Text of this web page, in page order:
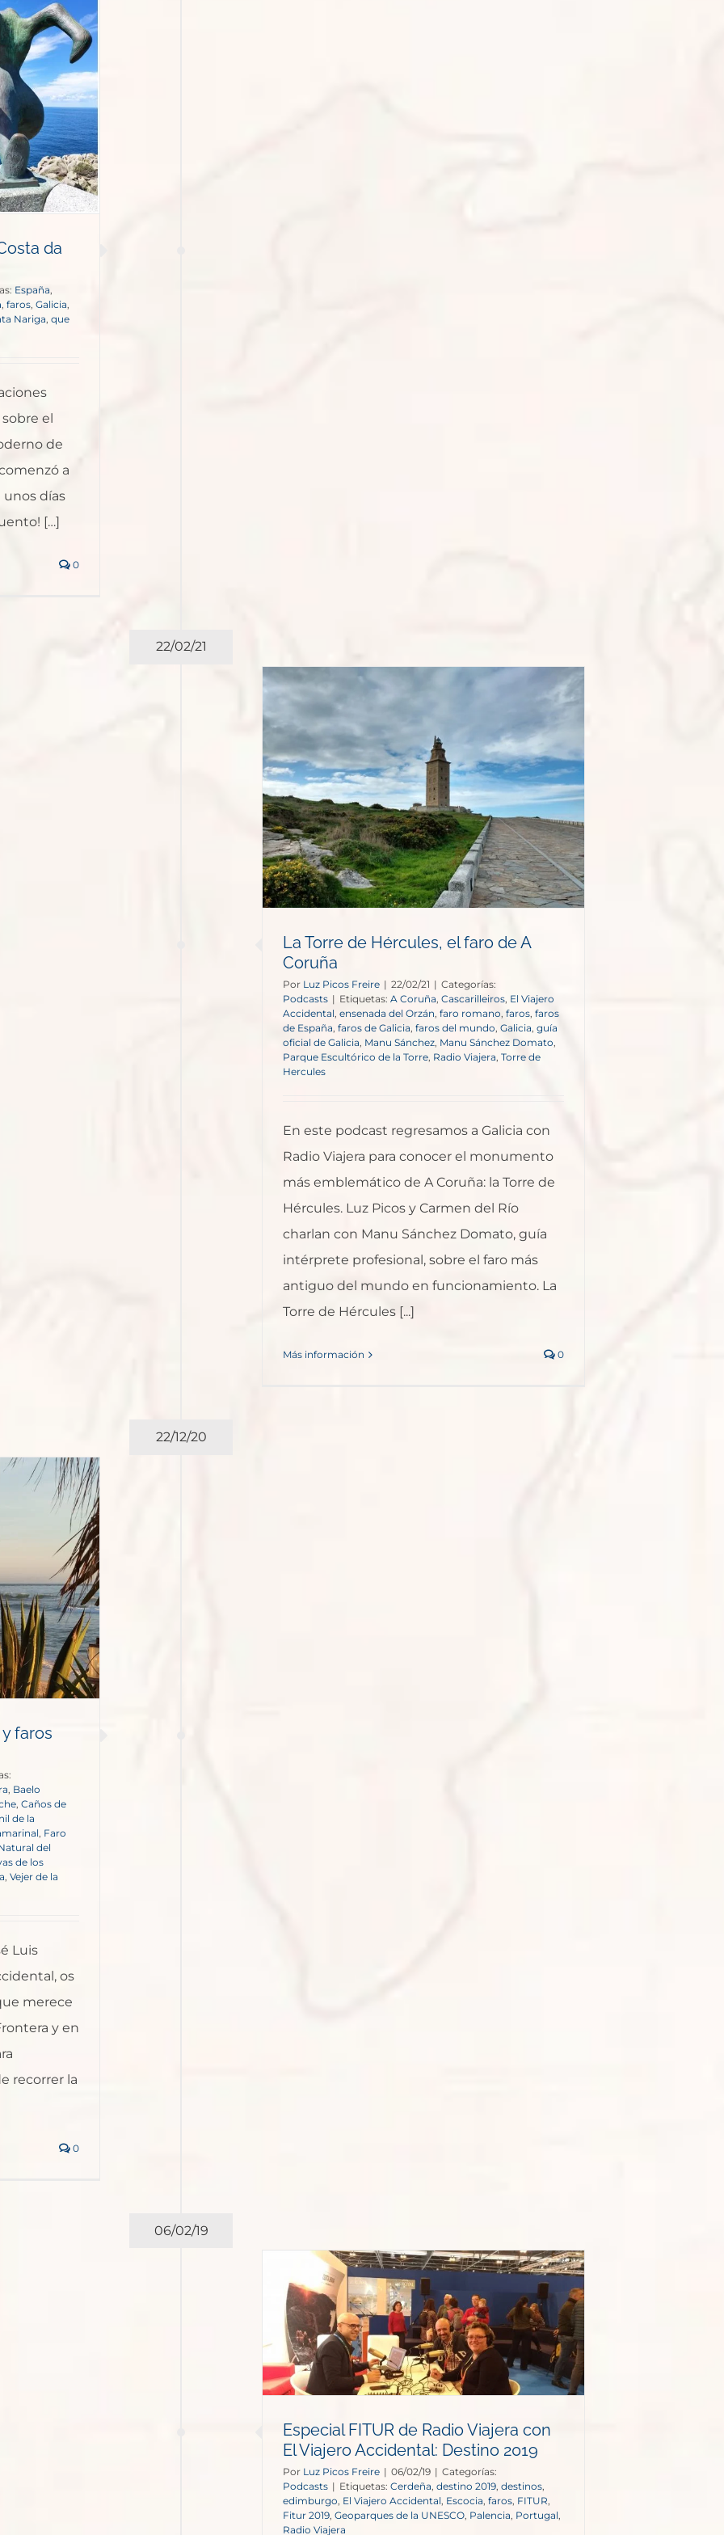
da
España,
faros, Galicia
Nariga que
el
de
a
unos días
[…]
0
22/02/21
La Torre de Hércules, el faro de A
Coruña
Por Luz Picos Freire | 22/02/21 | Categorías:
Podcasts | Etiquetas: A Coruña, Cascarilleiros, El Viajero
Accidental, ensenada del Orzán, faro romano, faros, faros
de España, faros de Galicia, faros del mundo, Galicia, guía
oficial de Galicia, Manu Sánchez, Manu Sánchez Domato,
Parque Escultórico de la Torre, Radio Viajera, Torre de
Hercules
En este podcast regresamos a Galicia con
Radio Viajera para conocer el monumento
más emblemático de A Coruña: la Torre de
Hércules. Luz Picos y Carmen del Río
charlan con Manu Sánchez Domato, guía
intérprete profesional, sobre el faro más
antiguo del mundo en funcionamiento. La
Torre de Hércules [...]
Más información 0
22/12/20
faros
, Baelo
, Caños de
de la
, Faro
del
de los
, Vejer de la
Luis
os
merece
y en
recorrer la
0
06/02/19
Especial FITUR de Radio Viajera con
El Viajero Accidental: Destino 2019
Por Luz Picos Freire | 06/02/19 | Categorías:
Podcasts | Etiquetas: Cerdeña destino 2019 destinos
edimburgo, El Viajero Accidental Escocia faros FITUR
Fitur 2019 Geoparques de la UNESCO Palencia Portugal
Radio Viajera